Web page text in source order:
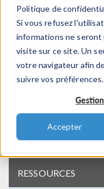
Politique de
Si vous refusez
informations ne seront
visite sur ce site. Un
votre navigateur afin
suivre vos préférences.
Accepter
Filtrer par domaine
Filtrer par Industrie
2025 - Amsterdam
RESSOURCES